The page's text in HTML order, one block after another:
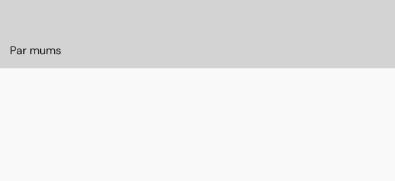
Par mums